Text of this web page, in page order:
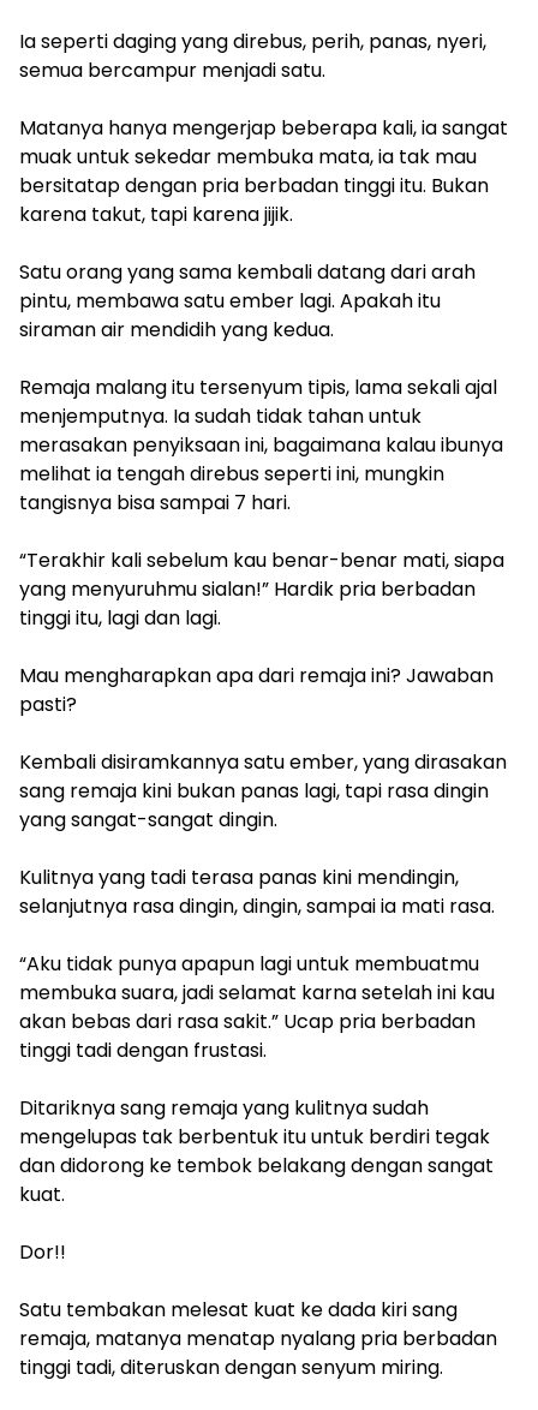
Ia seperti daging yang direbus, perih, panas, nyeri,
semua bercampur menjadi satu.
Matanya hanya mengerjap beberapa kali, ia sangat
muak untuk sekedar membuka mata, ia tak mau
bersitatap dengan pria berbadan tinggi itu. Bukan
karena takut, tapi karena jijik.
Satu orang yang sama kembali datang dari arah
pintu, membawa satu ember lagi. Apakah itu
siraman air mendidih yang kedua.
Remaja malang itu tersenyum tipis, lama sekali ajal
menjemputnya. Ia sudah tidak tahan untuk
merasakan penyiksaan ini, bagaimana kalau ibunya
melihat ia tengah direbus seperti ini, mungkin
tangisnya bisa sampai 7 hari.
“Terakhir kali sebelum kau benar-benar mati, siapa
yang menyuruhmu sialan!” Hardik pria berbadan
tinggi itu, lagi dan lagi.
Mau mengharapkan apa dari remaja ini? Jawaban
pasti?
Kembali disiramkannya satu ember, yang dirasakan
sang remaja kini bukan panas lagi, tapi rasa dingin
yang sangat-sangat dingin.
Kulitnya yang tadi terasa panas kini mendingin,
selanjutnya rasa dingin, dingin, sampai ia mati rasa.
“Aku tidak punya apapun lagi untuk membuatmu
membuka suara, jadi selamat karna setelah ini kau
akan bebas dari rasa sakit.” Ucap pria berbadan
tinggi tadi dengan frustasi.
Ditariknya sang remaja yang kulitnya sudah
mengelupas tak berbentuk itu untuk berdiri tegak
dan didorong ke tembok belakang dengan sangat
kuat.
Dor!!
Satu tembakan melesat kuat ke dada kiri sang
remaja, matanya menatap nyalang pria berbadan
tinggi tadi, diteruskan dengan senyum miring.